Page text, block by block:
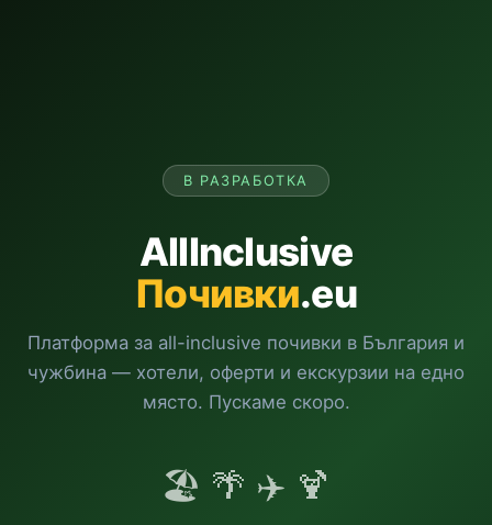
В РАЗРАБОТКА
AllInclusive
Почивки.eu
Платформа за all-inclusive почивки в България и
чужбина — хотели, оферти и екскурзии на едно
място. Пускаме скоро.
🏖️ 🌴 ✈️ 🍹